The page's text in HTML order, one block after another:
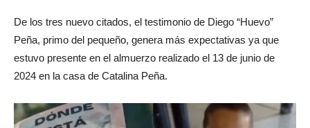
De los tres nuevo citados, el testimonio de Diego “Huevo”
Peña, primo del pequeño, genera más expectativas ya que
estuvo presente en el almuerzo realizado el 13 de junio de
2024 en la casa de Catalina Peña.